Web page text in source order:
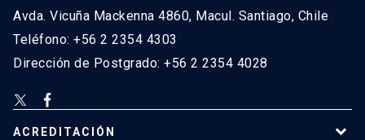
Avda. Vicuña Mackenna 4860, Macul. Santiago, Chile
Teléfono: +56 2 2354 4303
Dirección de Postgrado: +56 2 2354 4028
ACREDITACIÓN